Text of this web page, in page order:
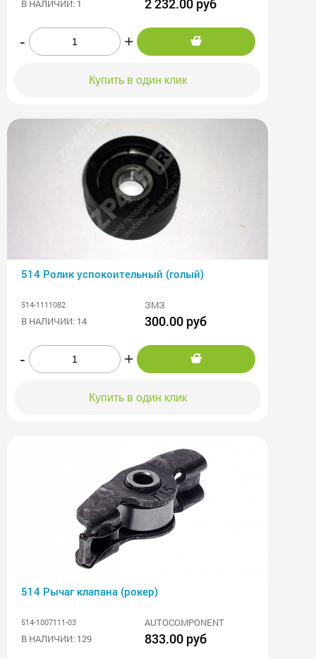
В НАЛИЧИИ: 1
2 232.00 руб
- +
Купить в один клик
514 Ролик успокоительный (голый)
514-1111082
ЗМЗ
В НАЛИЧИИ: 14
300.00 руб
- +
Купить в один клик
514 Рычаг клапана (рокер)
514-1007111-03
AUTOCOMPONENT
В НАЛИЧИИ: 129
833.00 руб